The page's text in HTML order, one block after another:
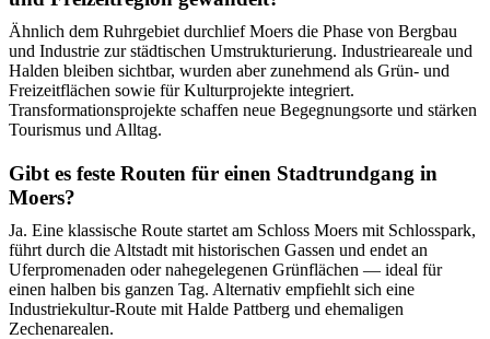
Ähnlich dem Ruhrgebiet durchlief Moers die Phase von Bergbau
und Industrie zur städtischen Umstrukturierung. Industrieareale und
Halden bleiben sichtbar, wurden aber zunehmend als Grün- und
Freizeitflächen sowie für Kulturprojekte integriert.
Transformationsprojekte schaffen neue Begegnungsorte und stärken
Tourismus und Alltag.
Gibt es feste Routen für einen Stadtrundgang in
Moers?
Ja. Eine klassische Route startet am Schloss Moers mit Schlosspark,
führt durch die Altstadt mit historischen Gassen und endet an
Uferpromenaden oder nahegelegenen Grünflächen — ideal für
einen halben bis ganzen Tag. Alternativ empfiehlt sich eine
Industriekultur-Route mit Halde Pattberg und ehemaligen
Zechenarealen.